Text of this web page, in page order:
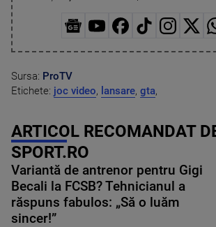
Sursa: ProTV
Etichete: joc video, lansare, gta,
ARTICOL RECOMANDAT
SPORT.RO
Variantă de antrenor pentru Gigi
Becali la FCSB? Tehnicianul a
răspuns fabulos: „Să o luăm
sincer!”